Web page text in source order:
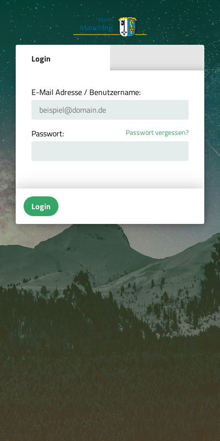
Login
E-Mail Adresse / Benutzername:
Passwort: Passwort vergessen?
Login